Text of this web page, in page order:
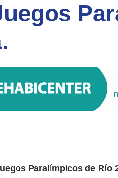
Paralímpicos de Río